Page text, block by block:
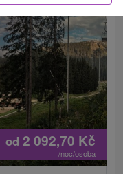
od 2 092,70 Kč
/noc/osoba